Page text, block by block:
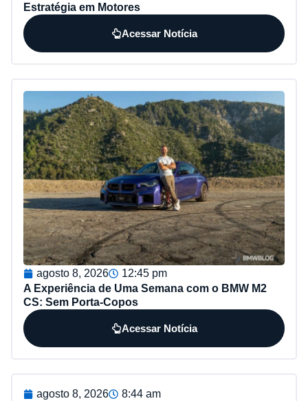
Estratégia em Motores
Acessar Notícia
agosto 8, 2026
12:45 pm
A Experiência de Uma Semana com o BMW M2
CS: Sem Porta-Copos
Acessar Notícia
agosto 8, 2026
8:44 am